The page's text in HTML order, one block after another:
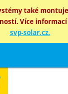
také
Více
svp-solar.cz.